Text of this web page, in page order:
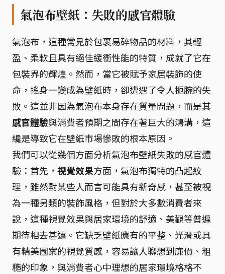
氣泡布壁紙：失敗的感官體驗
氣泡布，這種常見於包裹易碎物品的材料，其輕
盈、柔軟且具有絕佳緩衝性能的特質，成就了它在
包裝界的輝煌。然而，當它被賦予家居裝飾的使
命，搖身一變成為壁紙時，卻遭遇了令人扼腕的失
敗。這並非因為氣泡布本身存在質量問題，而是其
感官體驗與消費者預期之間存在著巨大的鴻溝，這
纔是導致它在壁紙市場慘敗的根本原因。
我們可以從幾個方面分析氣泡布壁紙失敗的感官體
驗：首先， 視覺效果方面，氣泡布獨特的凸起紋
理，雖然對某些人而言可能具有新奇感，甚至被視
為一種另類的裝飾風格，但對於大多數消費者來
說，這種視覺效果與居家環境的舒適、美觀等普遍
期待相去甚遠。它缺乏壁紙應有的平整、光滑或具
有精美圖案的視覺質感，容易讓人聯想到廉價、粗
糙的印象，與消費者心中理想的居家環境格格不